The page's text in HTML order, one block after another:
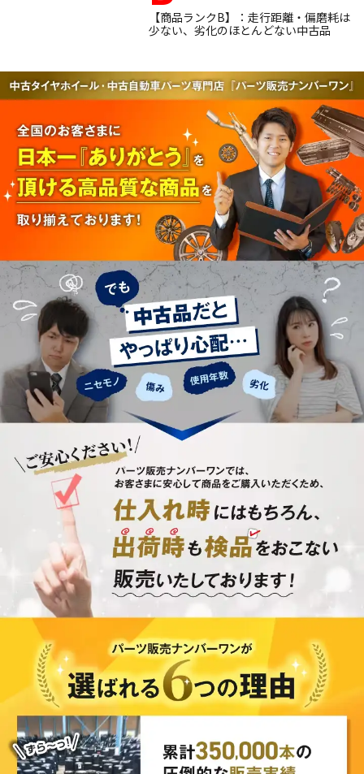
【商品ランクB】：走行距離・偏磨耗は
少ない、劣化のほとんどない中古品